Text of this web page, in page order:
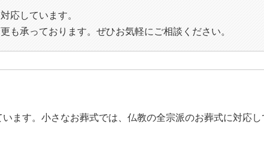
応しています。
承っております。ぜひお気軽にご相談ください。
ます。小さなお葬式では、仏教の全宗派のお葬式に対応し